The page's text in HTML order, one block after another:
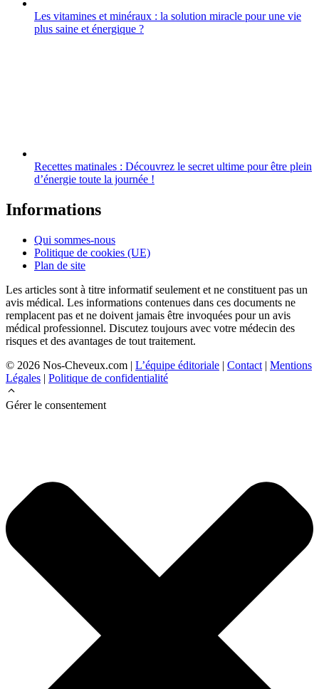
Les vitamines et minéraux : la solution miracle pour une vie
plus saine et énergique ?
Recettes matinales : Découvrez le secret ultime pour être plein
d’énergie toute la journée !
Informations
Qui sommes-nous
Politique de cookies (UE)
Plan de site
Les articles sont à titre informatif seulement et ne constituent pas un
avis médical. Les informations contenues dans ces documents ne
remplacent pas et ne doivent jamais être invoquées pour un avis
médical professionnel. Discutez toujours avec votre médecin des
risques et des avantages de tout traitement.
© 2026 Nos-Cheveux.com | L’équipe éditoriale | Contact | Mentions
Légales | Politique de confidentialité
Gérer le consentement